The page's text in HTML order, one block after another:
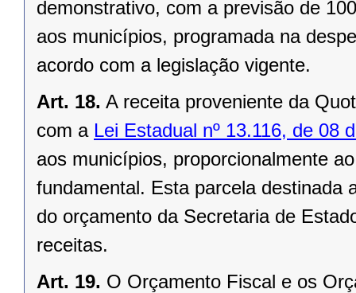
demonstrativo, com a previsão de
aos municípios, programada na
acordo com a legislação vigente.
Art. 18. A receita proveniente da
com a Lei Estadual nº 13.116, de 08
aos municípios, proporcionalmente
fundamental. Esta parcela destinada
do orçamento da Secretaria de
receitas.
Art. 19. O Orçamento Fiscal e os